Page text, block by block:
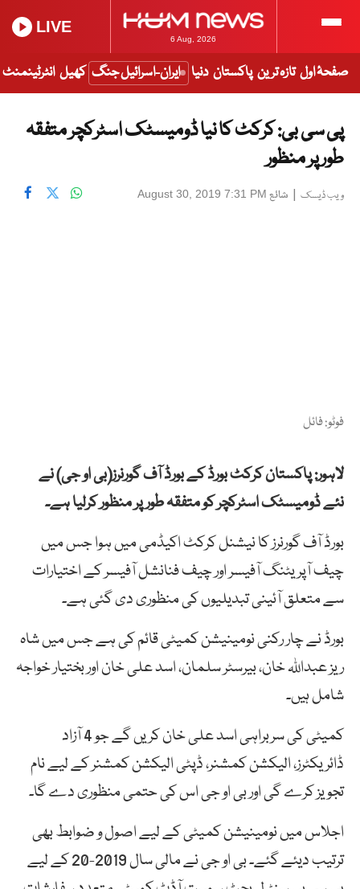
6 Aug, 2026
LIVE
صفحۂ اول تازہ ترین پاکستان دنیا ایران-اسرائیل جنگ کھیل انٹرٹینمنٹ
پی سی بی: کرکٹ کا نیا ڈومیسٹک اسٹرکچر متفقہ
طور پر منظور
ویب ڈیسک | شائع August 30, 2019 7:31 PM
فوٹو: فائل
لاہور: پاکستان کرکٹ بورڈ کے بورڈ آف گورنرز(بی او جی) نے
نئے ڈومیسٹک اسٹرکچر کو متفقہ طور پر منظور کرلیا ہے۔
بورڈ آف گورنرز کا نیشنل کرکٹ اکیڈمی میں ہوا جس میں
چیف آپریٹنگ آفیسر اور چیف فنانشل آفیسر کے اختیارات
سے متعلق آئینی تبدیلیوں کی منظوری دی گئی ہے۔
بورڈ نے چار رکنی نومینیشن کمیٹی قائم کی ہے جس میں شاہ
ریز عبداللہ خان، بیرسٹر سلمان، اسد علی خان اور بختیار خواجہ
شامل ہیں۔
کمیٹی کی سربراہی اسد علی خان کریں گے جو 4 آزاد
ڈائریکٹرز، الیکشن کمشنر، ڈپٹی الیکشن کمشنر کے لیے نام
تجویز کرے گی اور بی او جی اس کی حتمی منظوری دے گا۔
اجلاس میں نومینیشن کمیٹی کے لیے اصول و ضوابط بھی
ترتیب دیئے گئے۔ بی او جی نے مالی سال 2019-20 کے لیے